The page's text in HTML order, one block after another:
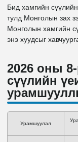
Бид хамгийн
тулд Монголын зах
Монголын хамгийн
энэ хуудсыг
2026 оны
сүүлийн
Урамшуулал